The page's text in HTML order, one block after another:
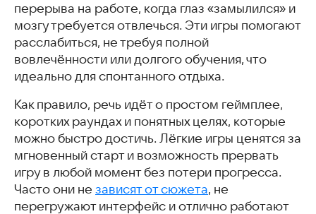
Колбочки
Шарики: Bubble Breaker
Merge Blocks
Кубики 2048: 3D головоломка
Фруктовая Спираль
Филворды
Блок бласт – игры без интернета
Как выбрать игру для короткой сессии
Скачать игры для коротких сессий
Часто задаваемые вопросы
Интересные статьи
перерыва на работе, когда глаз «замылился» и
мозгу требуется отвлечься. Эти игры помогают
расслабиться, не требуя полной
вовлечённости или долгого обучения, что
идеально для спонтанного отдыха.
Как правило, речь идёт о простом геймплее,
коротких раундах и понятных целях, которые
можно быстро достичь. Лёгкие игры ценятся за
мгновенный старт и возможность прервать
игру в любой момент без потери прогресса.
Часто они не зависят от сюжета, не
перегружают интерфейс и отлично работают